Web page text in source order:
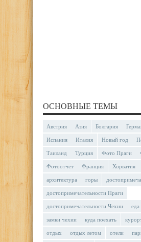
ОСНОВНЫЕ ТЕМЫ
Австрия Азия Болгария
Испания Италия Новый год
Таиланд Турция Фото Праги
Фотоотчет Франция Хорватия
архитектура горы
достопримечательности Праги
достопримечательности Чехии еда
замки чехии куда поехать
отдых отдых летом отели